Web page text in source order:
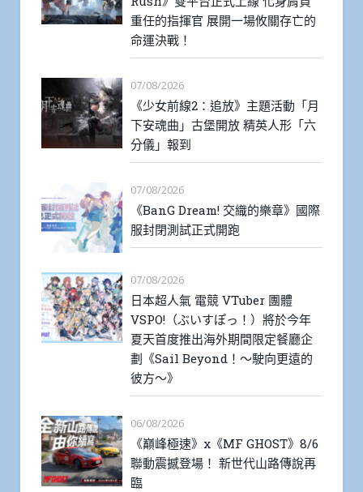
重任的指揮官 展開一場攸關存亡的
命運決戰！
07/08/2026
《少女前線2：追放》主題活動「月
下安魂曲」古堡開放 精英人形「六
分儀」報到
07/08/2026
《BanG Dream! 交織的樂章》國際
服封閉測試正式開跑
07/08/2026
日本超人氣 電競 VTuber 團體
VSPO!（ぶいすぽっ！）將於今年
夏天首度推出海外期間限定餐廳企
劃《Sail Beyond！～駛向更遠的
彼方～》
06/08/2026
《巔峰極速》x《MF GHOST》8/6
聯動震撼登場！ 新世代山路傳說再
臨